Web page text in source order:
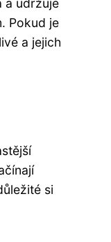
Pokud je
a jejich
si